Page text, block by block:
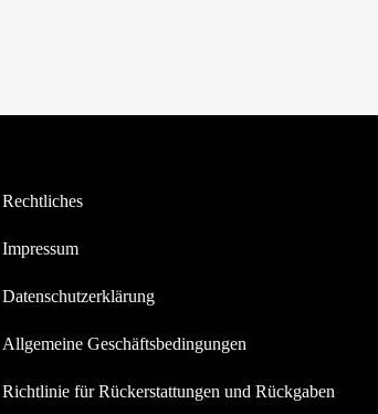
Rechtliches
Impressum
Datenschutzerklärung
Allgemeine Geschäftsbedingungen
Richtlinie für Rückerstattungen und Rückgaben